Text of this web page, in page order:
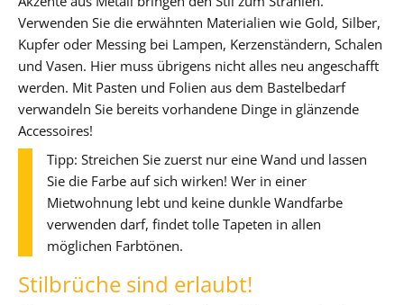
Verwenden Sie die erwähnten Materialien wie Gold, Silber,
Kupfer oder Messing bei Lampen, Kerzenständern, Schalen
und Vasen. Hier muss übrigens nicht alles neu angeschafft
werden. Mit Pasten und Folien aus dem Bastelbedarf
verwandeln Sie bereits vorhandene Dinge in glänzende
Accessoires!
Tipp: Streichen Sie zuerst nur eine Wand und lassen
Sie die Farbe auf sich wirken! Wer in einer
Mietwohnung lebt und keine dunkle Wandfarbe
verwenden darf, findet tolle Tapeten in allen
möglichen Farbtönen.
Stilbrüche sind erlaubt!